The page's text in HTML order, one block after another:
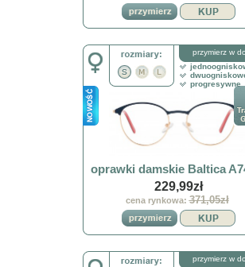
przymierz w
progresywne
oprawki damskie Baltica
229,99zł
cena rynkowa:371,05zł
przymierz w